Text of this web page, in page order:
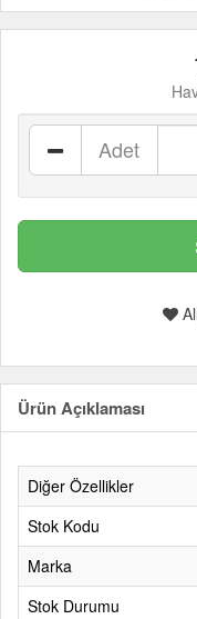
Adet
Ürün Açıklaması
Diğer Özellikler
Stok Kodu
Marka
Stok Durumu